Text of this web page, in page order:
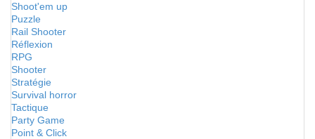
Shoot'em up
Puzzle
Rail Shooter
Réflexion
RPG
Shooter
Stratégie
Survival horror
Tactique
Party Game
Point & Click